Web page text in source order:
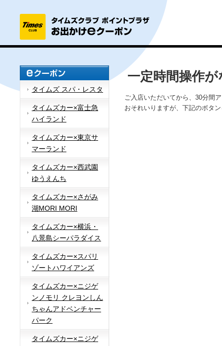
タイムズ スパ・レスタ
タイムズカー×富士急
ハイランド
タイムズカー×東京サ
マーランド
タイムズカー×西武園
ゆうえんち
タイムズカー×さがみ
湖MORI MORI
タイムズカー×横浜・
八景島シーパラダイス
タイムズカー×スパリ
ゾートハワイアンズ
タイムズカー×ニジゲ
ンノモリ クレヨンしん
ちゃんアドベンチャー
パーク
タイムズカー×ニジゲ
一定時間操作
ご入店いただいてから、30分間
おそれいりますが、下記のボタ